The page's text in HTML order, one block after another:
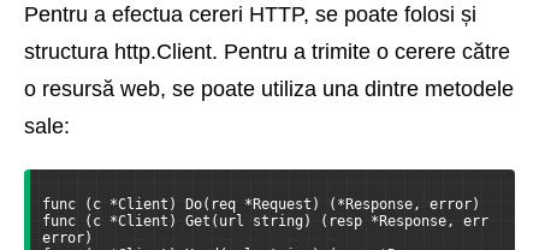
Pentru a efectua cereri HTTP, se poate folosi și
structura http.Client. Pentru a trimite o cerere către
o resursă web, se poate utiliza una dintre metodele
sale:
func (c *Client) Do(req *Request) (*Response, error)
func (c *Client) Get(url string) (resp *Response, err
error)